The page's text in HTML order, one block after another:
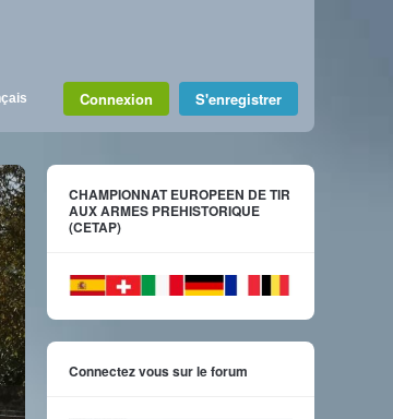
Connexion S'enregistrer
CHAMPIONNAT EUROPEEN DE TIR
AUX ARMES PREHISTORIQUE
(CETAP)
Connectez vous sur le forum